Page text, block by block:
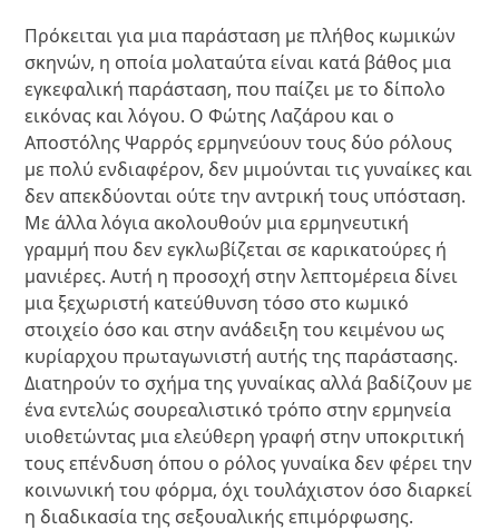
Πρόκειται για μια παράσταση με πλήθος κωμικών
σκηνών, η οποία μολαταύτα είναι κατά βάθος μια
εγκεφαλική παράσταση, που παίζει με το δίπολο
εικόνας και λόγου. Ο Φώτης Λαζάρου και ο
Αποστόλης Ψαρρός ερμηνεύουν τους δύο ρόλους
με πολύ ενδιαφέρον, δεν μιμούνται τις γυναίκες και
δεν απεκδύονται ούτε την αντρική τους υπόσταση.
Με άλλα λόγια ακολουθούν μια ερμηνευτική
γραμμή που δεν εγκλωβίζεται σε καρικατούρες ή
μανιέρες. Αυτή η προσοχή στην λεπτομέρεια δίνει
μια ξεχωριστή κατεύθυνση τόσο στο κωμικό
στοιχείο όσο και στην ανάδειξη του κειμένου ως
κυρίαρχου πρωταγωνιστή αυτής της παράστασης.
Διατηρούν το σχήμα της γυναίκας αλλά βαδίζουν με
ένα εντελώς σουρεαλιστικό τρόπο στην ερμηνεία
υιοθετώντας μια ελεύθερη γραφή στην υποκριτική
τους επένδυση όπου ο ρόλος γυναίκα δεν φέρει την
κοινωνική του φόρμα, όχι τουλάχιστον όσο διαρκεί
η διαδικασία της σεξουαλικής επιμόρφωσης.